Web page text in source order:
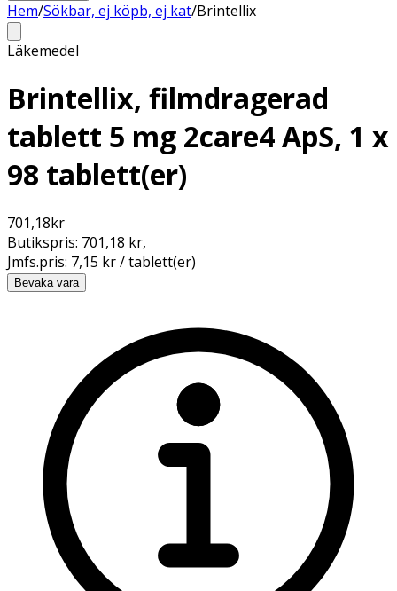
Hem/Sökbar, ej köpb, ej kat/Brintellix
Läkemedel
Brintellix, filmdragerad
tablett 5 mg 2care4 ApS, 1 x
98 tablett(er)
701,18kr
Butikspris: 701,18 kr,
Jmfs.pris: 7,15 kr / tablett(er)
Bevaka vara